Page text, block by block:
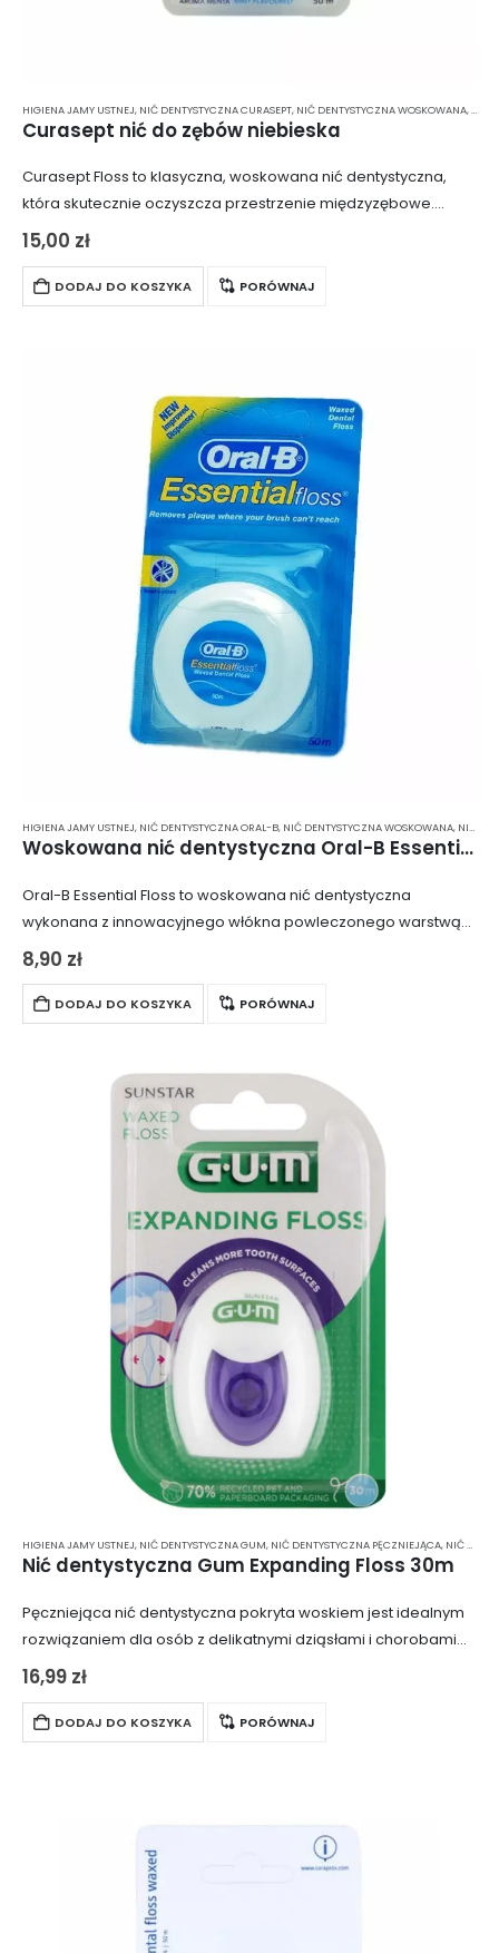
HIGIENA JAMY USTNEJ, NIĆ DENTYSTYCZNA CURASEPT, NIĆ DENTYSTYCZNA WOSKOWANA,NIĆ
Curasept nić do zębów niebieska
Curasept Floss to klasyczna, woskowana nić dentystyczna,
która skutecznie oczyszcza przestrzenie międzyzębowe.
Opakowanie zawiera 50 metrów nici nasączonej
zapewniającą skuteczną ochronę przed bakteriami i płytką…
15,00 zł
DODAJ DO KOSZYKA PORÓWNAJ
HIGIENA JAMY USTNEJ, NIĆ DENTYSTYCZNA ORAL-B, NIĆ DENTYSTYCZNA WOSKOWANA, NIĆ DENTYSTYCZNA Z MIĘTĄ
Woskowana nić dentystyczna Oral-B Essential Floss
Oral-B Essential Floss to woskowana nić dentystyczna
wykonana z innowacyjnego włókna powleczonego warstwą
polimeru, która zapewnia efektywne i delikatne usuwanie
płytki nazębnej. Dzięki swojej konstrukcji, nić jest odporna na
strzępienie…
8,90 zł
DODAJ DO KOSZYKA PORÓWNAJ
HIGIENA JAMY USTNEJ, NIĆ DENTYSTYCZNA GUM, NIĆ DENTYSTYCZNA PĘCZNIEJĄCA, NIĆ DENTYSTYCZNA WOSKOWANA
Nić dentystyczna Gum Expanding Floss 30m
Pęczniejąca nić dentystyczna pokryta woskiem jest idealnym
rozwiązaniem dla osób z delikatnymi dziąsłami i chorobami
przyzębia. Jej specjalna konstrukcja i właściwości sprawiają,
że jest zarówno delikatna, jak i skuteczna w…
16,99 zł
DODAJ DO KOSZYKA PORÓWNAJ